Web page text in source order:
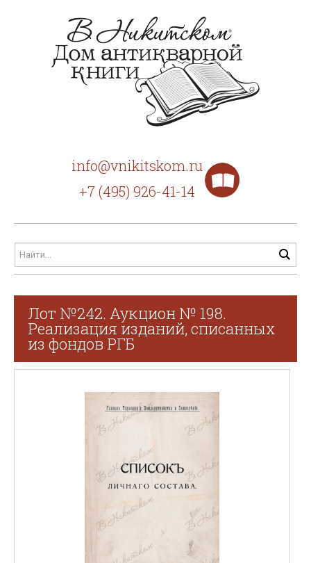
info@vnikitskom.ru
+7 (495) 926-41-14
Лот №242. Аукцион № 198.
Реализация изданий, списанных
из фондов РГБ